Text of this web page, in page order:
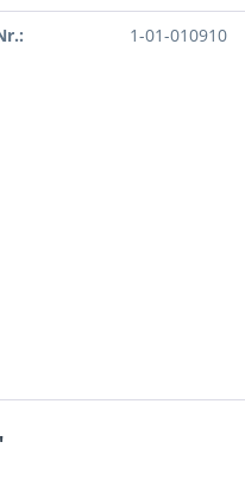
1-01-010910